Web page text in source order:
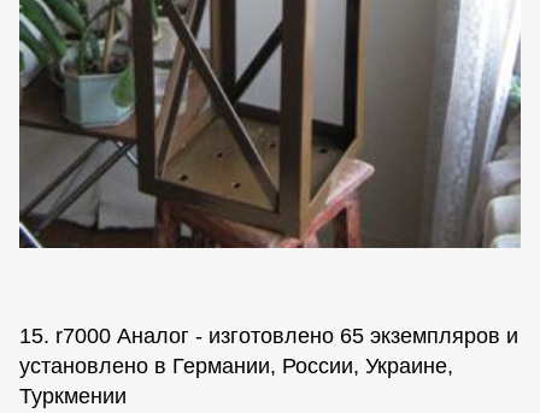
15. r7000 Аналог - изготовлено 65 экземпляров и
установлено в Германии, России, Украине,
Туркмении